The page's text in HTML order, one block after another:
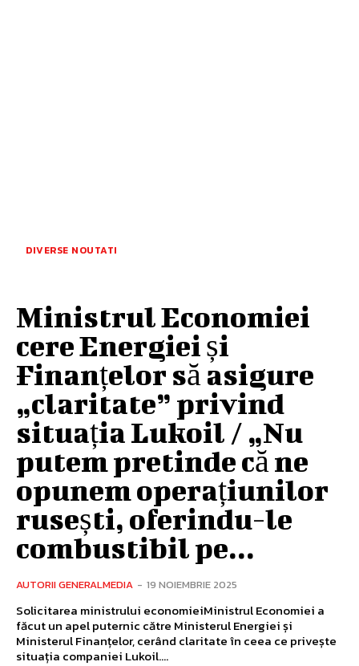
DIVERSE NOUTATI
Ministrul Economiei
cere Energiei și
Finanțelor să asigure
„claritate” privind
situația Lukoil / „Nu
putem pretinde că ne
opunem operațiunilor
rusești, oferindu-le
combustibil pe...
AUTORII GENERALMEDIA - 19 NOIEMBRIE 2025
Solicitarea ministrului economieiMinistrul Economiei a
făcut un apel puternic către Ministerul Energiei și
Ministerul Finanțelor, cerând claritate în ceea ce privește
situația companiei Lukoil....